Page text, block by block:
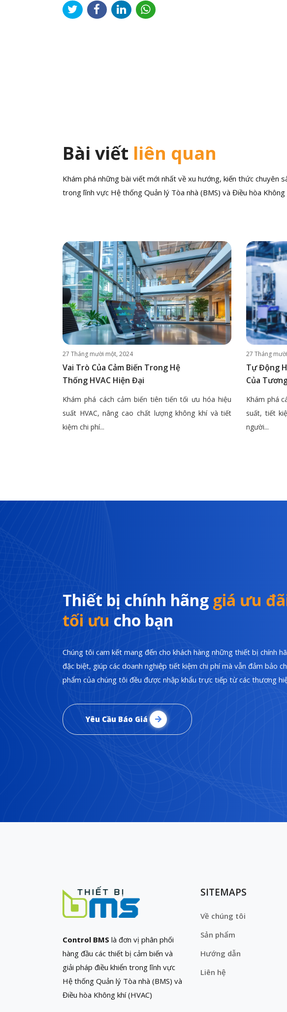
Bài viết liên quan
Khám phá những bài viết mới nhất về xu hướng, kiến thức chuyên
trong lĩnh vực Hệ thống Quản lý Tòa nhà (BMS) và Điều hòa Không
27 Tháng mười một, 2024
Vai Trò Của Cảm Biến Trong Hệ
Thống HVAC Hiện Đại
Khám phá cách cảm biến tiên tiến tối ưu hóa hiệu
suất HVAC, nâng cao chất lượng không khí và tiết
kiệm chi phí...
27 Tháng
Tự Động
Của
Khám phá
suất, tiết
người...
Thiết bị chính hãng giá ưu
tối ưu cho bạn
Chúng tôi cam kết mang đến cho khách hàng những thiết bị chính
đặc biệt, giúp các doanh nghiệp tiết kiệm chi phí mà vẫn đảm bảo
phẩm của chúng tôi đều được nhập khẩu trực tiếp từ các thương
Yêu Cầu Báo Giá
Control BMS là đơn vị phân phối
hàng đầu các thiết bị cảm biến và
giải pháp điều khiển trong lĩnh vực
Hệ thống Quản lý Tòa nhà (BMS) và
Điều hòa Không khí (HVAC)
SITEMAPS
Về chúng tôi
Sản phẩm
Hướng dẫn
Liên hệ